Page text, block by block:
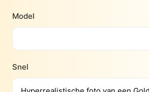
Model
Snel